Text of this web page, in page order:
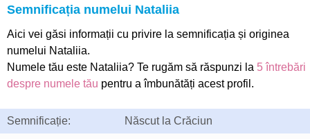
Semnificația numelui Nataliia
Aici vei găsi informații cu privire la semnificația și originea
numelui Nataliia.
Numele tău este Nataliia? Te rugăm să răspunzi la 5 întrebări
despre numele tău pentru a îmbunătăți acest profil.
Semnificație: Născut la Crăciun